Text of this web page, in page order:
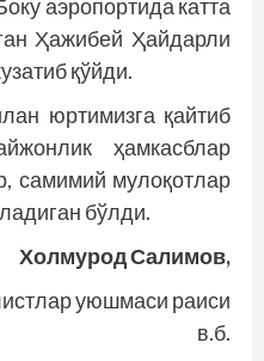
аэропортида катта
Ҳажибей Ҳайдарли
қўйди.
юртимизга қайтиб
ҳамкасблар
самимий мулоқотлар
бўлди.
Холмурод Салимов,
уюшмаси раиси
в.б.